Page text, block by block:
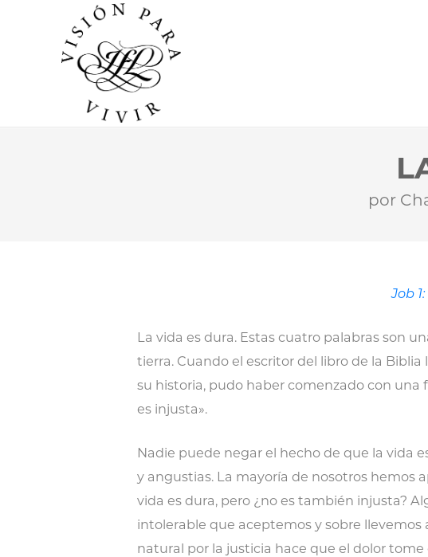
por
Job
La vida es dura. Estas cuatro palabras son
tierra. Cuando el escritor del libro de la
su historia, pudo haber comenzado con
es injusta».
Nadie puede negar el hecho de que la vida
y angustias. La mayoría de nosotros hemos
vida es dura, pero ¿no es también injusta?
intolerable que aceptemos y sobre
natural por la justicia hace que el dolor tome